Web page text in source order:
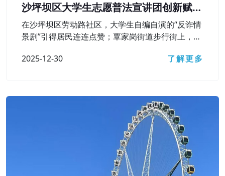
沙坪坝区大学生志愿普法宣讲团创新赋能
基层普法之路
在沙坪坝区劳动路社区，大学生自编自演的“反诈情
景剧”引得居民连连点赞；覃家岗街道步行街上，一
弄懂了遗嘱效力、高空抛物责任等法律知识
2025-12-30 了解更多